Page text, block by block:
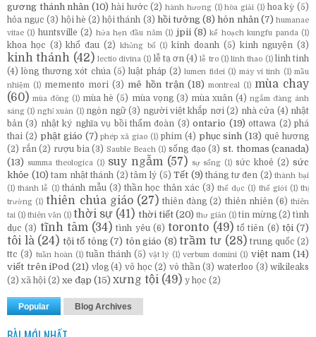
gương thánh nhân (10) hài hước (2) hành hương (1) hòa giải (1) hoa kỳ (5)
hỏa ngục (3) hội hè (2) hội thánh (3) hồi tưởng (8) hôn nhân (7) humanae
vitae (1) huntsville (2) hứa hẹn đầu năm (1) jpii (8) kế hoạch kungfu panda (1)
khoa học (3) khổ đau (2) khủng bố (1) kinh doanh (5) kinh nguyện (3)
kinh thánh (42) lectio divina (1) lễ tạ ơn (4) lễ tro (1) linh thao (1) linh tinh
(4) lòng thương xót chúa (5) luật pháp (2) lumen fidei (1) máy vi tính (1) mầu
nhiệm
(1) memento mori (3) mê hồn trận (18) montreal (1) mùa chay
(60) mùa đông (1) mùa hè (5) mùa vọng (3) mùa xuân (4) ngắm đàng ánh
sáng (1) nghỉ xuân (1) ngôn ngữ (3) người việt khắp nơi (2) nhà cửa (4) nhật
bản (3) nhật ký nghĩa vụ bồi thẩm đoàn (3) ontario (19) ottawa (2) phá
thai (2) phật giáo (7) phép xã giao (1) phim (4) phục sinh (13) quê hương
(2) rắn (2) rượu bia (3) Sauble Beach (1) sống đạo (3) st. thomas (canada)
(13)
summa theologica (1) suy ngẫm (57) sự sống (1) sức khoẻ (2) sức
khỏe (10) tam nhật thánh (2) tâm lý (5) Tết (9) tháng tư đen (2) thành bại
(1) thánh lễ (1) thánh mẫu (3) thần học thân xác (3) thể dục (1) thế giới (1) thị
trường (1) thiên chúa giáo (27) thiên đàng (2) thiên nhiên (6) thiên
tai (1) thiên văn (1) thời sự (41) thời tiết (20) thư giản (1) tin mừng (2) tình
dục (3) tĩnh tâm (34) tình yêu (6) toronto (49) tổ tiên (6) tội (7)
tôi là (24) tội tổ tông (7) tôn giáo (8) trầm tư (28) trung quốc (2)
ttc (3) tuần hoàn (1) tuần thánh (5) vật lý (1) verbum domini (1) việt nam (14)
viết trên iPod (21) vlog (4) võ học (2) vô thần (3) waterloo (3) wikileaks
(2) xã hội (2) xe đạp (15) xưng tội (49) y học (2)
Popular Blog Archives